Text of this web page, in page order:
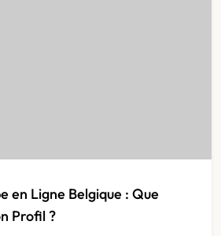
en Ligne Belgique : Que
Profil ?